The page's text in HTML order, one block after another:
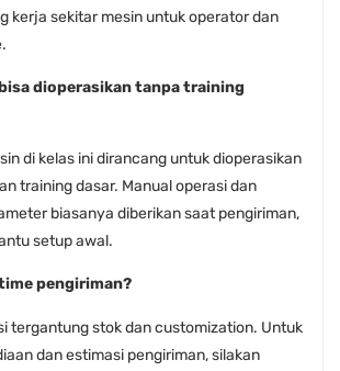
kerja sekitar mesin untuk operator dan
dioperasikan tanpa training
di kelas ini dirancang untuk dioperasikan
training dasar. Manual operasi dan
biasanya diberikan saat pengiriman,
setup awal.
pengiriman?
tergantung stok dan customization. Untuk
dan estimasi pengiriman, silakan